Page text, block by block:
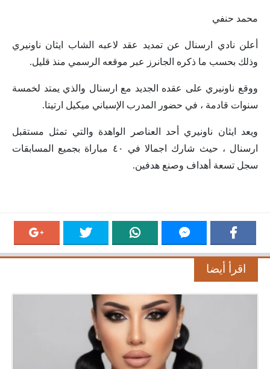
محمد حنفي
أعلن نادي ارسنال عن تمديد عقد لاعبه الشاب ايثان ناونيري
وذلك بحسب ما ذكره الجانرز عبر موقعه الرسمي منذ قليل.
ووقع ناونيري على عقده الجديد مع ارسنال والذي يمتد لخمسة
سنوات قادمة ، في حضور المدرب الإسباني ميكيل ارتيتا.
ويعد ايثان ناونيري أحد العناصر الواهدة والتي تمثل مستقبل
ارسنال ، حيث شارك اجمالا في ٤٠ مباراة بجميع المسابقات
سجل تسعة أهداف وصنع هدفين.
اقرأ أيضا